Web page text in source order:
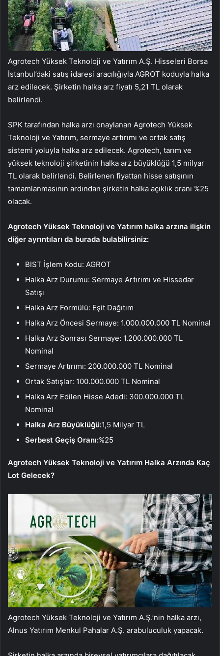
Agrotech Yüksek Teknoloji ve Yatırım A.Ş. Hisseleri Borsa
İstanbul’daki satış idaresi aracılığıyla AGROT koduyla halka
arz edilecek. Şirketin halka arz fiyatı 5,21 TL olarak
belirlendi.
SPK tarafından halka arzı onaylanan Agrotech Yüksek
Teknoloji ve Yatırım, sermaye artırımı ve ortak satış
sistemi yoluyla halka arz edilecek. Agrotech, tarım ve
yüksek teknoloji şirketinin halka arz büyüklüğü 1,5 milyar
TL olarak belirlendi. Belirlenen fiyattan hisse satışının
tamamlanmasının ardından şirketin halka açıklık oranı %25
olacak.
Agrotech Yüksek Teknoloji ve Yatırım halka arzına ilişkin
diğer ayrıntıları da burada bulabilirsiniz:
BIST İşlem Kodu: AGROT
Halka Arz Durumu: Sermaye Artırımı ve Hissedar
Satışı
Halka Arz Formülü: Eşit Dağıtım
Halka Arz Öncesi Sermaye: 1.000.000.000 TL Nominal
Halka Arz Sonrası Sermaye: 1.200.000.000 TL
Nominal
Sermaye Artırımı: 200.000.000 TL Nominal
Ortak Satışlar: 100.000.000 TL Nominal
Halka Arz Edilen Hisse Adedi: 300.000.000 TL
Nominal
Halka Arz Büyüklüğü:1,5 Milyar TL
Serbest Geçiş Oranı:%25
Agrotech Yüksek Teknoloji ve Yatırım Halka Arzında Kaç
Lot Gelecek?
Agrotech Yüksek Teknoloji ve Yatırım A.Ş.’nin halka arzı,
Alnus Yatırım Menkul Pahalar A.Ş. arabuluculuk yapacak.